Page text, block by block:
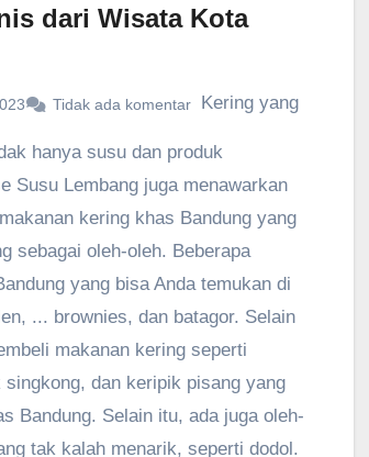
dari Wisata Kota
Tidak ada komentar Kering yang
hanya susu dan produk
Susu Lembang juga menawarkan
kering khas Bandung yang
sebagai oleh-oleh. Beberapa
yang bisa Anda temukan di
... brownies, dan batagor. Selain
makanan kering seperti
dan keripik pisang yang
Bandung. Selain itu, ada juga oleh-
tak kalah menarik, seperti dodol.